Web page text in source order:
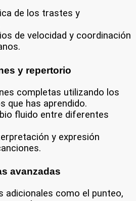
de los trastes y
de velocidad y coordinación
y repertorio
completas utilizando los
que has aprendido.
fluido entre diferentes
y expresión
avanzadas
adicionales como el punteo,